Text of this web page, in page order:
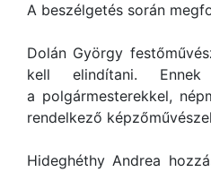
A beszélgetés során
Dolán György
kell elindítani.
a polgármesterekkel,
rendelkező
Hideghéthy Andrea